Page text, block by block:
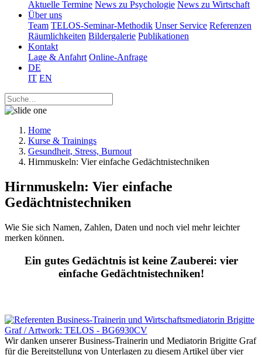
Aktuelle Termine News zu Psychologie News zu Wirtschaft
Über uns
Team TELOS-Seminar-Methodik Unser Service Referenzen
Räumlichkeiten Bildergalerie Publikationen
Kontakt
Lage & Anfahrt Online-Anfrage
DE
IT EN
Home
Kurse & Trainings
Gesundheit, Stress, Burnout
Hirnmuskeln: Vier einfache Gedächtnistechniken
Hirnmuskeln: Vier einfache
Gedächtnistechniken
Wie Sie sich Namen, Zahlen, Daten und noch viel mehr leichter
merken können.
Ein gutes Gedächtnis ist keine Zauberei: vier
einfache Gedächtnistechniken!
Wir danken unserer Business-Trainerin und Mediatorin Brigitte Graf
für die Bereitstellung von Unterlagen zu diesem Artikel über vier